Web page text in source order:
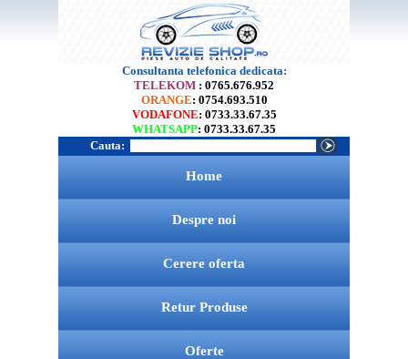
Consultanta telefonica dedicata:
TELEKOM : 0765.676.952
ORANGE: 0754.693.510
VODAFONE: 0733.33.67.35
WHATSAPP: 0733.33.67.35
Cauta:
Home
Despre noi
Cerere oferta
Retur Produse
Oferte